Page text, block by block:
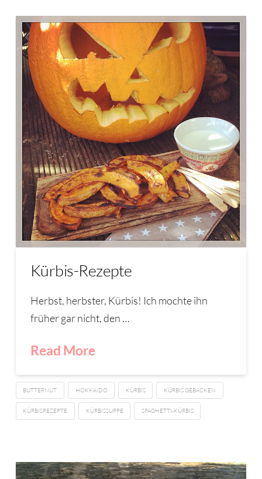
Kürbis-Rezepte
Herbst, herbster, Kürbis! Ich mochte ihn
früher gar nicht, den …
Read More
BUTTERNUT HOKKAIDO KÜRBIS KÜRBIS GEBACKEN
KÜRBISREZEPTE KÜRBISSUPPE SPAGHETTI-KÜRBIS